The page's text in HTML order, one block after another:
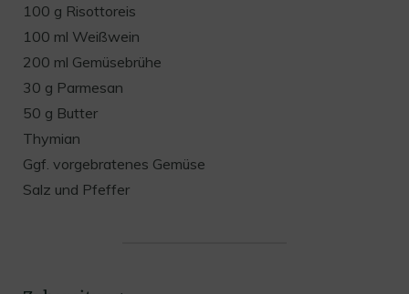
100 g Risottoreis
100 ml Weißwein
200 ml Gemüsebrühe
30 g Parmesan
50 g Butter
Thymian
Ggf. vorgebratenes Gemüse
Salz und Pfeffer